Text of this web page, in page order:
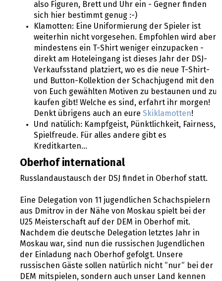
also Figuren, Brett und Uhr ein - Gegner finden
sich hier bestimmt genug :-)
Klamotten: Eine Uniformierung der Spieler ist
weiterhin nicht vorgesehen. Empfohlen wird aber,
mindestens ein T-Shirt weniger einzupacken -
direkt am Hoteleingang ist dieses Jahr der DSJ-
Verkaufsstand platziert, wo es die neue T-Shirt-
und Button-Kollektion der Schachjugend mit den
von Euch gewählten Motiven zu bestaunen und zu
kaufen gibt! Welche es sind, erfahrt ihr morgen!
Denkt übrigens auch an eure Skiklamotten!
Und natülich: Kampfgeist, Pünktlichkeit, Fairness,
Spielfreude. Für alles andere gibt es
Kreditkarten...
Oberhof international
Russlandaustausch der DSJ findet in Oberhof statt.
Eine Delegation von 11 jugendlichen Schachspielern
aus Dmitrov in der Nähe von Moskau spielt bei der
U25 Meisterschaft auf der DEM in Oberhof mit.
Nachdem die deutsche Delegation letztes Jahr in
Moskau war, sind nun die russischen Jugendlichen
der Einladung nach Oberhof gefolgt. Unsere
russischen Gäste sollen natürlich nicht “nur“ bei der
DEM mitspielen, sondern auch unser Land kennen